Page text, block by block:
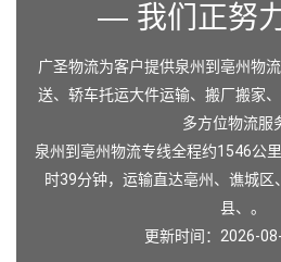
— 我们正努
广圣物流为客户提供泉州到亳州物
送、轿车托运大件运输、搬厂搬家
多方位物流服
泉州到亳州物流专线全程约1546公
时39分钟，运输直达亳州、谯城
县、。
更新时间：2026-